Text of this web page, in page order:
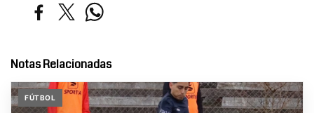
Notas Relacionadas
FÚTBOL